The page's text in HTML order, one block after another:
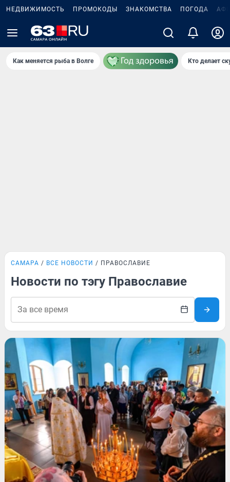
НЕДВИЖИМОСТЬ ПРОМОКОДЫ ЗНАКОМСТВА ПОГОДА
Как меняется рыба в Волге Кто делает
САМАРА ВСЕ НОВОСТИ ПРАВОСЛАВИЕ
Новости по тэгу Православие